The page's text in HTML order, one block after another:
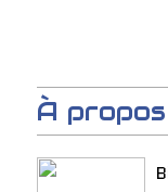
À propos